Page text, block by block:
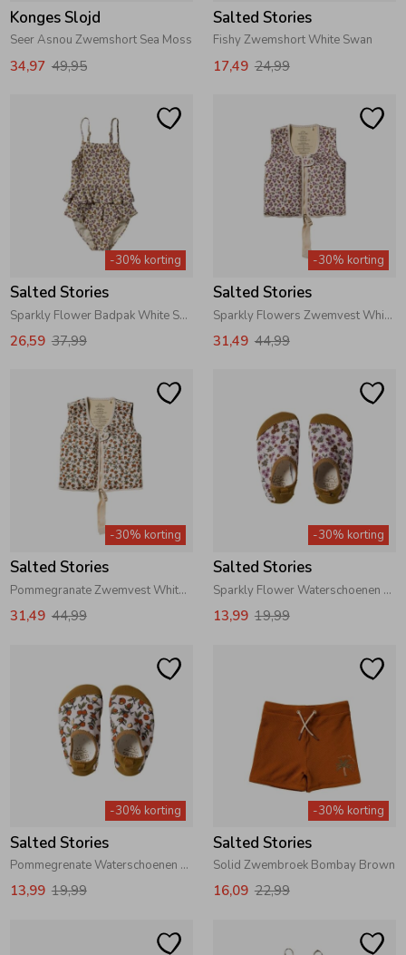
Konges Slojd
Seer Asnou Zwemshort Sea Moss
34,97 49,95
Salted Stories
Fishy Zwemshort White Swan
17,49 24,99
-30% korting
Salted Stories
Sparkly Flower Badpak White Swan
26,59 37,99
-30% korting
Salted Stories
Sparkly Flowers Zwemvest White Swan
31,49 44,99
-30% korting
Salted Stories
Pommegranate Zwemvest White Swan
31,49 44,99
-30% korting
Salted Stories
Sparkly Flower Waterschoenen White Swan
13,99 19,99
-30% korting
Salted Stories
Pommegrenate Waterschoenen White Swan
13,99 19,99
-30% korting
Salted Stories
Solid Zwembroek Bombay Brown
16,09 22,99